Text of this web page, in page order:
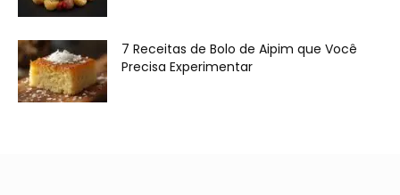
7 Receitas de Bolo de Aipim que Você
Precisa Experimentar